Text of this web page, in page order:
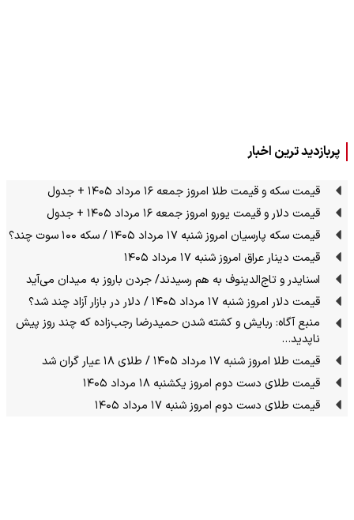
پربازدید ترین اخبار
قیمت سکه و قیمت طلا امروز جمعه ۱۶ مرداد ۱۴۰۵ + جدول
قیمت دلار و قیمت یورو امروز جمعه ۱۶ مرداد ۱۴۰۵ + جدول
قیمت سکه پارسیان امروز شنبه ۱۷ مرداد ۱۴۰۵ / سکه ۱۰۰ سوت چند؟
قیمت دینار عراق امروز شنبه ۱۷ مرداد ۱۴۰۵
اسنایدر و تاج‌الدینوف به هم رسیدند/ جردن باروز به میدان می‌آید
قیمت دلار امروز شنبه ۱۷ مرداد ۱۴۰۵ / دلار در بازار آزاد چند شد؟
منبع آگاه: ربایش و کشته شدن حمیدرضا رجب‌زاده که چند روز پیش
ناپدید…
قیمت طلا امروز شنبه ۱۷ مرداد ۱۴۰۵ / طلای ۱۸ عیار گران شد
قیمت طلای دست دوم امروز یکشنبه ۱۸ مرداد ۱۴۰۵
قیمت طلای دست دوم امروز شنبه ۱۷ مرداد ۱۴۰۵